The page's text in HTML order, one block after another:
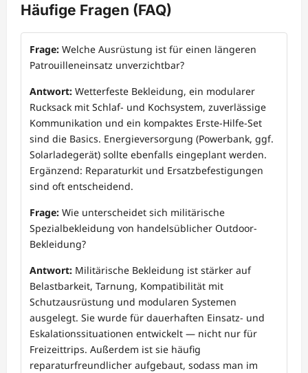
Häufige Fragen (FAQ)
Frage: Welche Ausrüstung ist für einen längeren
Patrouilleneinsatz unverzichtbar?
Antwort: Wetterfeste Bekleidung, ein modularer
Rucksack mit Schlaf- und Kochsystem, zuverlässige
Kommunikation und ein kompaktes Erste-Hilfe-Set
sind die Basics. Energieversorgung (Powerbank, ggf.
Solarladegerät) sollte ebenfalls eingeplant werden.
Ergänzend: Reparaturkit und Ersatzbefestigungen
sind oft entscheidend.
Frage: Wie unterscheidet sich militärische
Spezialbekleidung von handelsüblicher Outdoor-
Bekleidung?
Antwort: Militärische Bekleidung ist stärker auf
Belastbarkeit, Tarnung, Kompatibilität mit
Schutzausrüstung und modularen Systemen
ausgelegt. Sie wurde für dauerhaften Einsatz- und
Eskalationssituationen entwickelt — nicht nur für
Freizeittrips. Außerdem ist sie häufig
reparaturfreundlicher aufgebaut, sodass man im